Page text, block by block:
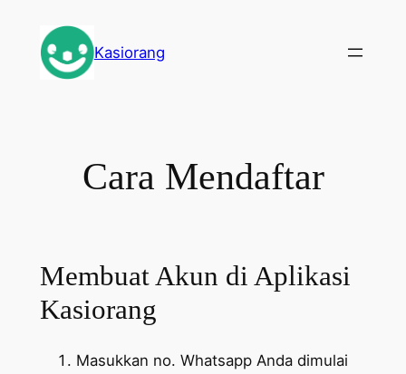
content
Kasiorang
Cara Mendaftar
Membuat Akun di Aplikasi
Kasiorang
Masukkan no. Whatsapp Anda dimulai